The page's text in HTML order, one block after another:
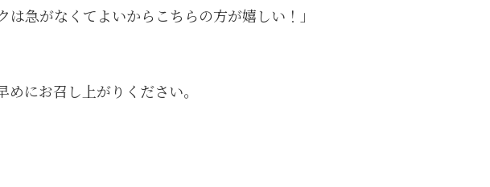
急がなくてよいからこちらの方が嬉しい！」
にお召し上がりください。